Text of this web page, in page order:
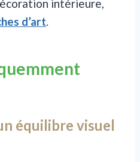
intérieure,
d’art.
équilibre visuel